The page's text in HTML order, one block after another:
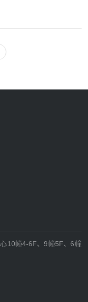
10幢4-6F、9幢5F、6幢